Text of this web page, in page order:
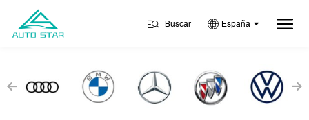
Buscar España